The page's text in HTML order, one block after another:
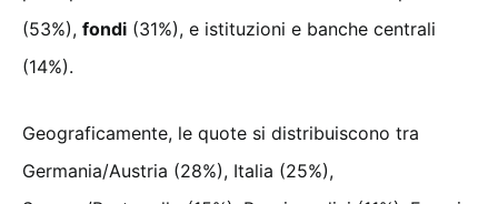
(53%), fondi (31%), e istituzioni e banche centrali
(14%).
Geograficamente, le quote si distribuiscono tra
Germania/Austria (28%), Italia (25%),